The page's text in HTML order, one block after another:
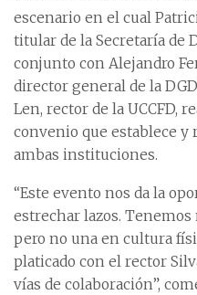
escenario en el cual
titular de la Secretaría de
conjunto con Alejandro
director general de la
Len, rector de la UCCFD,
convenio que establece y
ambas instituciones.
“Este evento nos da la
estrechar lazos. Tenemos
pero no una en cultura
platicado con el rector
vías de colaboración”,